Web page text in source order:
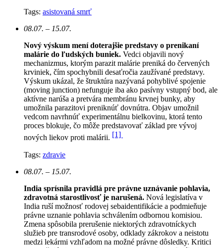
Tags: asistovaná smrť
08.07. – 15.07.
Nový výskum mení doterajšie predstavy o prenikaní
malárie do ľudských buniek. Vedci objavili nový
mechanizmus, ktorým parazit malárie preniká do červených
krviniek, čím spochybnili desaťročia zaužívané predstavy.
Výskum ukázal, že štruktúra nazývaná pohyblivé spojenie
(moving junction) nefunguje iba ako pasívny vstupný bod, ale
aktívne narúša a pretvára membránu krvnej bunky, aby
umožnila parazitovi preniknúť dovnútra. Objav umožnil
vedcom navrhnúť experimentálnu bielkovinu, ktorá tento
proces blokuje, čo môže predstavovať základ pre vývoj
nových liekov proti malárii. [1]
Tags: zdravie
08.07. – 15.07.
India sprísnila pravidlá pre právne uznávanie pohlavia,
zdravotná starostlivosť je narušená. Nová legislatíva v
India ruší možnosť rodovej sebaidentifikácie a podmieňuje
právne uznanie pohlavia schválením odbornou komisiou.
Zmena spôsobila prerušenie niektorých zdravotníckych
služieb pre transrodové osoby, odklady zákrokov a neistotu
medzi lekármi vzhľadom na možné právne dôsledky. Kritici